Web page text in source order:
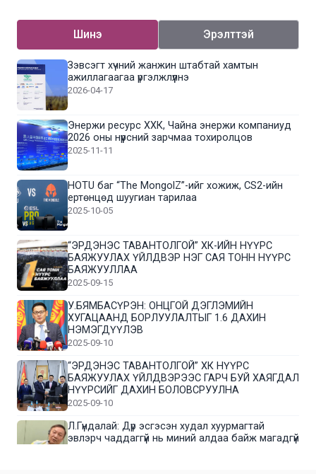
Шинэ Эрэлттэй
Зэвсэгт хүчний жанжин штабтай хамтын
ажиллагаагаа үргэлжлүүлнэ
2026-04-17
Энержи ресурс ХХК, Чайна энержи компаниуд
2026 оны нүүрсний зарчмаа тохиролцов
2025-11-11
HOTU баг “The MongolZ”-ийг хожиж, CS2-ийн
ертөнцөд шуугиан тарилаа
2025-10-05
“ЭРДЭНЭС ТАВАНТОЛГОЙ” ХК-ИЙН НҮҮРС
БАЯЖУУЛАХ ҮЙЛДВЭР НЭГ САЯ ТОНН НҮҮРС
БАЯЖУУЛЛАА
2025-09-15
У.БЯМБАСҮРЭН: ОНЦГОЙ ДЭГЛЭМИЙН
ХУГАЦААНД БОРЛУУЛАЛТЫГ 1.6 ДАХИН
НЭМЭГДҮҮЛЭВ
2025-09-10
“ЭРДЭНЭС ТАВАНТОЛГОЙ” ХК НҮҮРС
БАЯЖУУЛАХ ҮЙЛДВЭРЭЭС ГАРЧ БУЙ ХАЯГДАЛ
НҮҮРСИЙГ ДАХИН БОЛОВСРУУЛНА
2025-09-10
Л.Гүндалай: Дүр эсгэсэн худал хуурмагтай
эвлэрч чаддаггүй нь миний алдаа байж магадгүй